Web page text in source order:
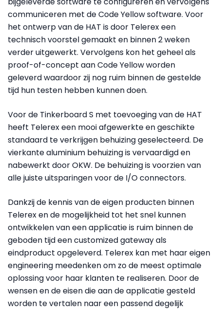
communiceren met de Code Yellow software. Voor
het ontwerp van de HAT is door Telerex een
technisch voorstel gemaakt en binnen 2 weken
verder uitgewerkt. Vervolgens kon het geheel als
proof-of-concept aan Code Yellow worden
geleverd waardoor zij nog ruim binnen de gestelde
tijd hun testen hebben kunnen doen.
Voor de Tinkerboard S met toevoeging van de HAT
heeft Telerex een mooi afgewerkte en geschikte
standaard te verkrijgen behuizing geselecteerd. De
vierkante aluminium behuizing is vervaardigd en
nabewerkt door OKW. De behuizing is voorzien van
alle juiste uitsparingen voor de I/O connectors.
Dankzij de kennis van de eigen producten binnen
Telerex en de mogelijkheid tot het snel kunnen
ontwikkelen van een applicatie is ruim binnen de
geboden tijd een customized gateway als
eindproduct opgeleverd. Telerex kan met haar eigen
engineering meedenken om zo de meest optimale
oplossing voor haar klanten te realiseren. Door de
wensen en de eisen die aan de applicatie gesteld
worden te vertalen naar een passend degelijk